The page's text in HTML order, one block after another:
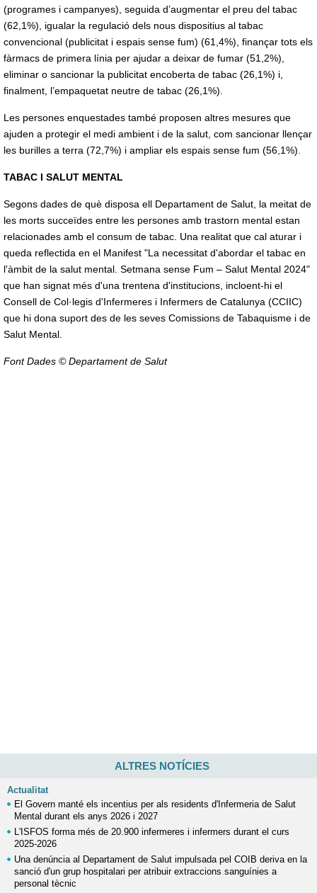
(programes i campanyes), seguida d’augmentar el preu del tabac
(62,1%), igualar la regulació dels nous dispositius al tabac
convencional (publicitat i espais sense fum) (61,4%), finançar tots els
fàrmacs de primera línia per ajudar a deixar de fumar (51,2%),
eliminar o sancionar la publicitat encoberta de tabac (26,1%) i,
finalment, l’empaquetat neutre de tabac (26,1%).
Les persones enquestades també proposen altres mesures que
ajuden a protegir el medi ambient i de la salut, com sancionar llençar
les burilles a terra (72,7%) i ampliar els espais sense fum (56,1%).
TABAC I SALUT MENTAL
Segons dades de què disposa ell Departament de Salut, la meitat de
les morts succeïdes entre les persones amb trastorn mental estan
relacionades amb el consum de tabac. Una realitat que cal aturar i
queda reflectida en el Manifest "La necessitat d'abordar el tabac en
l'àmbit de la salut mental. Setmana sense Fum – Salut Mental 2024"
que han signat més d'una trentena d'institucions, incloent-hi el
Consell de Col·legis d'Infermeres i Infermers de Catalunya (CCIIC)
que hi dona suport des de les seves Comissions de Tabaquisme i de
Salut Mental.
Font Dades © Departament de Salut
ALTRES NOTÍCIES
Actualitat
El Govern manté els incentius per als residents d'Infermeria de Salut
Mental durant els anys 2026 i 2027
L'ISFOS forma més de 20.900 infermeres i infermers durant el curs
2025-2026
Una denúncia al Departament de Salut impulsada pel COIB deriva en la
sanció d'un grup hospitalari per atribuir extraccions sanguínies a
personal tècnic